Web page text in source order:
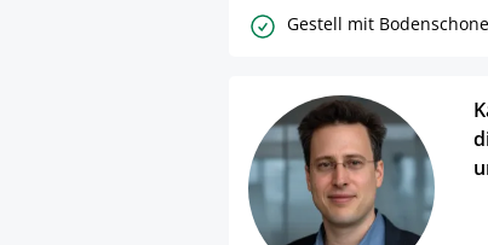
Gestell mit